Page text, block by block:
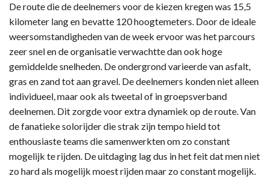
De route die de deelnemers voor de kiezen kregen was 15,5
kilometer lang en bevatte 120 hoogtemeters. Door de ideale
weersomstandigheden van de week ervoor was het parcours
zeer snel en de organisatie verwachtte dan ook hoge
gemiddelde snelheden. De ondergrond varieerde van asfalt,
gras en zand tot aan gravel. De deelnemers konden niet alleen
individueel, maar ook als tweetal of in groepsverband
deelnemen. Dit zorgde voor extra dynamiek op de route. Van
de fanatieke solorijder die strak zijn tempo hield tot
enthousiaste teams die samenwerkten om zo constant
mogelijk te rijden. De uitdaging lag dus in het feit dat men niet
zo hard als mogelijk moest rijden maar zo constant mogelijk.